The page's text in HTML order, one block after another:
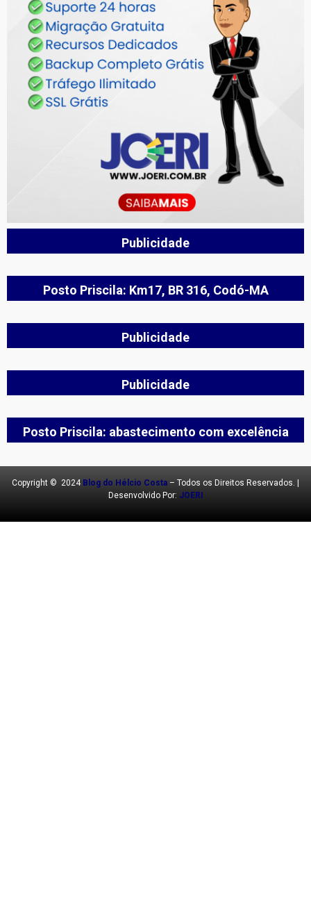
Publicidade
Posto Priscila: Km17, BR 316, Codó-MA
Publicidade
Publicidade
Posto Priscila: abastecimento com excelência
Copyright © 2024 Blog do Hélcio Costa – Todos os Direitos Reservados. |
Desenvolvido Por: JOERI